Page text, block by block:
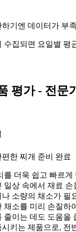
기엔 데이터가 부
수집되면 요일별 평
평가 - 전문
편한 찌개 준비 완료
를 더욱 쉽고 빠르게
일상 속에서 재료 손
소량의 채소가 필
채소를 미리 손질하
줄이는 데도 도움을
키는 제품으로, 전